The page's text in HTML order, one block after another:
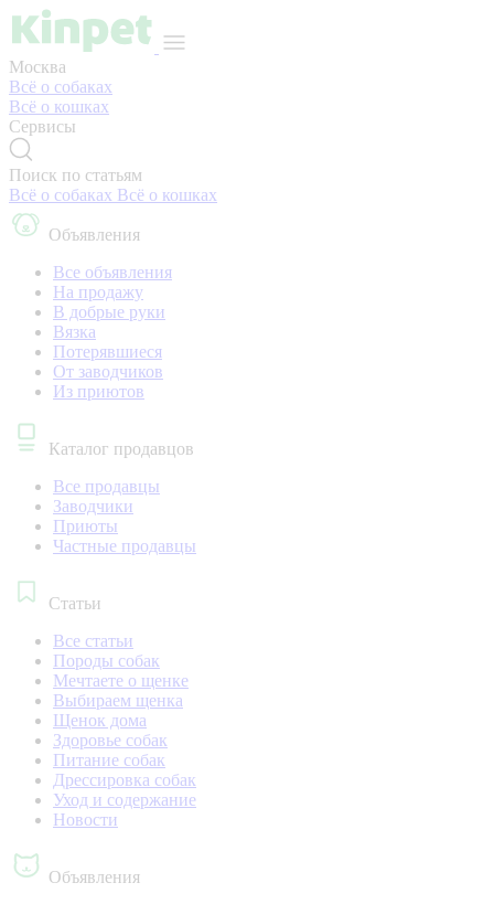
Москва
Всё о собаках
Всё о кошках
Сервисы
Поиск по статьям
Всё о собаках Всё о кошках
Объявления
Все объявления
На продажу
В добрые руки
Вязка
Потерявшиеся
От заводчиков
Из приютов
Каталог продавцов
Все продавцы
Заводчики
Приюты
Частные продавцы
Статьи
Все статьи
Породы собак
Мечтаете о щенке
Выбираем щенка
Щенок дома
Здоровье собак
Питание собак
Дрессировка собак
Уход и содержание
Новости
Объявления